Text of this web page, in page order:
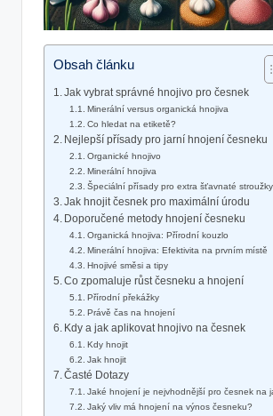
Obsah článku
Jak vybrat správné hnojivo pro česnek
Minerální versus organická hnojiva
Co hledat na etiketě?
Nejlepší přísady pro jarní hnojení česneku
Organické hnojivo
Minerální hnojiva
Špeciální přísady pro extra šťavnaté
Jak hnojit česnek pro maximální úrodu
Doporučené metody hnojení česneku
Organická hnojiva: Přírodní kouzlo
Minerální hnojiva: Efektivita na prvním místě
Hnojivé směsi a tipy
Co zpomaluje růst česneku a hnojení
Přírodní překážky
Právě čas na hnojení
Kdy a jak aplikovat hnojivo na česnek
Kdy hnojit
Jak hnojit
Časté Dotazy
Jaké hnojení je nejvhodnější pro česnek na
Jaký vliv má hnojení na výnos česneku?